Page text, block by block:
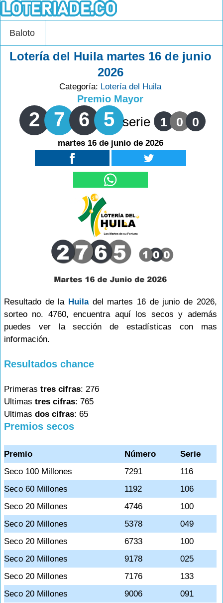
Baloto
Lotería del Huila martes 16 de junio
2026
Categoría: Lotería del Huila
Premio Mayor
2 7 6 5 serie 1 0 0
martes 16 de junio de 2026
Resultado de la Huiladel martes 16 de junio de 2026,
sorteo no. 4760, encuentra aquí los secos y además
puedes ver la sección de estadísticas con mas
información.
Resultados chance
Primeras tres cifras: 276
Ultimas tres cifras: 765
Ultimas dos cifras: 65
Premios secos
Premio Número
Serie
Seco 100 Millones
7291
116
Seco 60 Millones
1192
106
Seco 20 Millones
4746
100
Seco 20 Millones
5378
049
Seco 20 Millones
6733
100
Seco 20 Millones
9178
025
Seco 20 Millones
7176
133
Seco 20 Millones
9006
091